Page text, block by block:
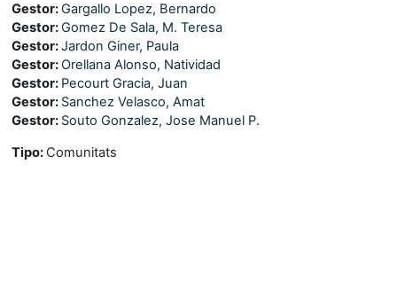
Gestor:Gargallo Lopez, Bernardo
Gestor:Gomez De Sala, M. Teresa
Gestor:Jardon Giner, Paula
Gestor:Orellana Alonso, Natividad
Gestor: Pecourt Gracia, Juan
Gestor: Sanchez Velasco, Amat
Gestor: Souto Gonzalez, Jose Manuel P.
Tipo: Comunitats